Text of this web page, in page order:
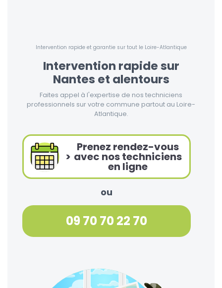
Intervention rapide et garantie sur tout le Loire-Atlantique
Intervention rapide sur
Nantes et alentours
Faites appel à l'expertise de nos techniciens
professionnels sur votre commune partout au Loire-
Atlantique.
>
Prenez rendez-vous
avec nos techniciens
en ligne
ou
09 70 70 22 70